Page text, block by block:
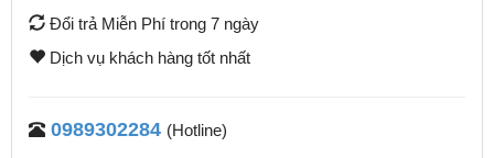
Đổi trả Miễn Phí trong 7 ngày
Dịch vụ khách hàng tốt nhất
0989302284 (Hotline)